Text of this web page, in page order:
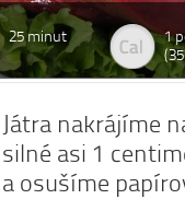
25 minut
1
Játra nakrájíme
silné asi 1
a osušíme